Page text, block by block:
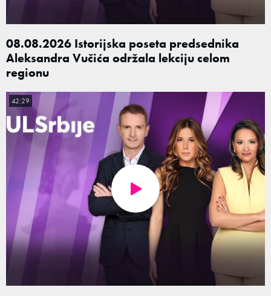
08.08.2026 Istorijska poseta predsednika
Aleksandra Vučića održala lekciju celom
regionu
42:29